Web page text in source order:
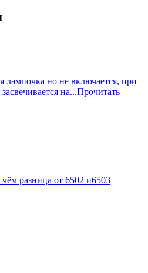
лампочка но не включается, при
на...Прочитать
разница от 6502 и6503